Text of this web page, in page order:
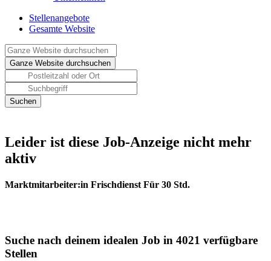
Stellenangebote
Gesamte Website
Leider ist diese Job-Anzeige nicht mehr
aktiv
Marktmitarbeiter:in Frischdienst Für 30 Std.
Suche nach deinem idealen Job in 4021 verfügbare
Stellen